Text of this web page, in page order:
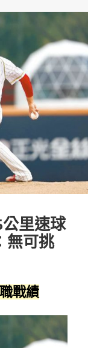
里速球
無可挑
戰績